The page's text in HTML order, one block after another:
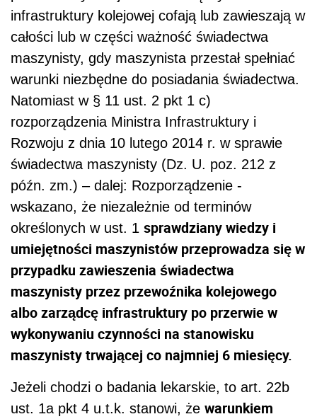
infrastruktury kolejowej cofają lub zawieszają w
całości lub w części ważność świadectwa
maszynisty, gdy maszynista przestał spełniać
warunki niezbędne do posiadania świadectwa.
Natomiast w § 11 ust. 2 pkt 1 c)
rozporządzenia Ministra Infrastruktury i
Rozwoju z dnia 10 lutego 2014 r. w sprawie
świadectwa maszynisty (Dz. U. poz. 212 z
późn. zm.) – dalej: Rozporządzenie -
wskazano, że niezależnie od terminów
określonych w ust. 1 sprawdziany wiedzy i
umiejętności maszynistów przeprowadza się w
przypadku zawieszenia świadectwa
maszynisty przez przewoźnika kolejowego
albo zarządcę infrastruktury po przerwie w
wykonywaniu czynności na stanowisku
maszynisty trwającej co najmniej 6 miesięcy.
Jeżeli chodzi o badania lekarskie, to art. 22b
ust. 1a pkt 4 u.t.k. stanowi, że warunkiem